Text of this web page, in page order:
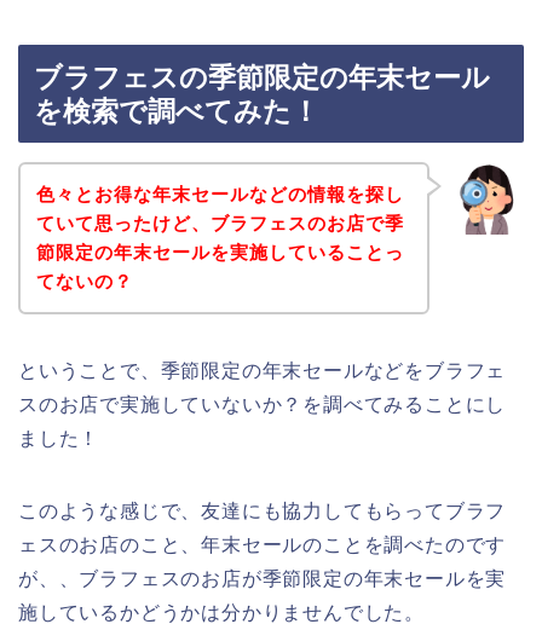
ブラフェスの季節限定の年末セール
を検索で調べてみた！
色々とお得な年末セールなどの情報を探し
ていて思ったけど、ブラフェスのお店で季
節限定の年末セールを実施していることっ
てないの？
ということで、季節限定の年末セールなどをブラフェ
スのお店で実施していないか？を調べてみることにし
ました！
このような感じで、友達にも協力してもらってブラフ
ェスのお店のこと、年末セールのことを調べたのです
が、、ブラフェスのお店が季節限定の年末セールを実
施しているかどうかは分かりませんでした。